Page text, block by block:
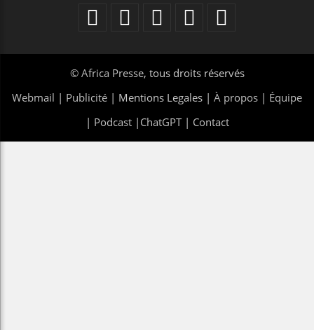
© Africa Presse, tous droits réservés
Webmail | Publicité | Mentions Legales | À propos | Équipe
| Podcast| ChatGPT| Contact